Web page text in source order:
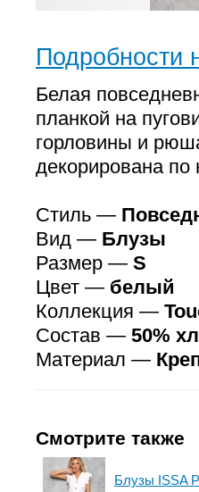
Подробности
Белая
планкой на
горловины и
декорирована
Стиль —
Вид — Блузы
Размер — S
Цвет — белый
Коллекция —
Состав — 50%
Материал —
Смотрите также
Блузы ISSA